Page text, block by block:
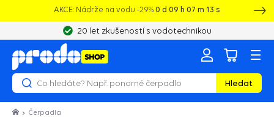
AKCE: Nádrže na vodu -29% 0 d 09 h 07 m 11 s
20 let zkušeností s vodotechnikou
Hledat
Čerpadla